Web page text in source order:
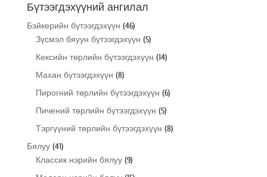
Бүтээгдэхүүний ангилал
Бэйкерийн бүтээгдэхүүн (46)
Зүсмэл бяуун бүтээгдэхүүн (5)
Кексийн төрлийн бүтээгдэхүүн (14)
Махан бүтээгдэхүүн (8)
Пирогний төрлийн бүтээгдэхүүн (6)
Пичений төрлийн бүтээгдэхүүн (5)
Тэргүүний төрлийн бүтээгдэхүүн (8)
Бялуу (41)
Классик нэрийн бялуу (9)